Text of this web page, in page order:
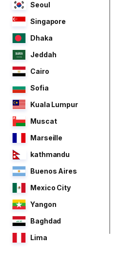
Seoul
Singapore
Dhaka
Jeddah
Cairo
Sofia
Kuala Lumpur
Muscat
Marseille
kathmandu
Buenos Aires
Mexico City
Yangon
Baghdad
Lima